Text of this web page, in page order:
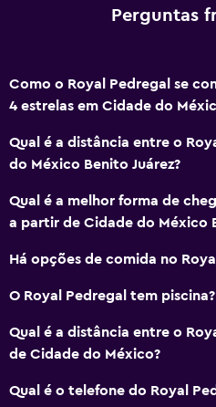
Perguntas
Como o Royal Pedregal se
4 estrelas em Cidade do
Qual é a distância entre o
do México Benito Juárez?
Qual é a melhor forma de
a partir de Cidade do México
Há opções de comida no
O Royal Pedregal tem piscina?
Qual é a distância entre o
de Cidade do México?
Qual é o telefone do Royal